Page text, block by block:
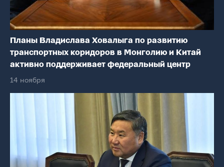
Планы Владислава Ховалыга по развитию
транспортных коридоров в Монголию и Китай
активно поддерживает федеральный центр
14 ноября